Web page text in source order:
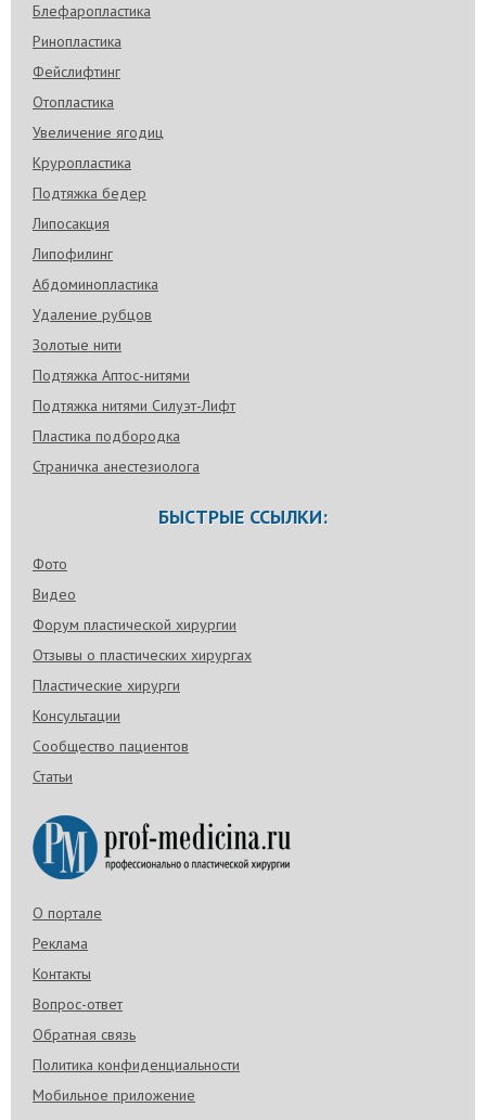
Блефаропластика
Ринопластика
Фейслифтинг
Отопластика
Увеличение ягодиц
Круропластика
Подтяжка бедер
Липосакция
Липофилинг
Абдоминопластика
Удаление рубцов
Золотые нити
Подтяжка Аптос-нитями
Подтяжка нитями Силуэт-Лифт
Пластика подбородка
Страничка анестезиолога
БЫСТРЫЕ ССЫЛКИ:
Фото
Видео
Форум пластической хирургии
Отзывы о пластических хирургах
Пластические хирурги
Консультации
Сообщество пациентов
Статьи
О портале
Реклама
Контакты
Вопрос-ответ
Обратная связь
Политика конфиденциальности
Мобильное приложение